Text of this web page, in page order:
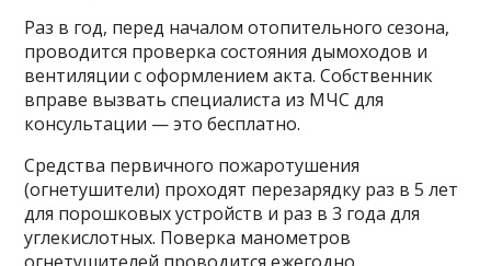
Раз в год, перед началом отопительного сезона,
проводится проверка состояния дымоходов и
вентиляции с оформлением акта. Собственник
вправе вызвать специалиста из МЧС для
консультации — это бесплатно.
Средства первичного пожаротушения
(огнетушители) проходят перезарядку раз в 5 лет
для порошковых устройств и раз в 3 года для
углекислотных. Поверка манометров